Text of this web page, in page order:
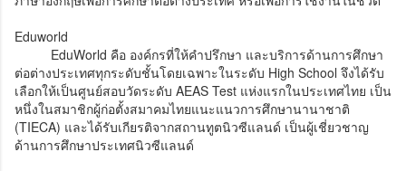
Eduworld
EduWorld คือ องค์กรที่ให้คำปรึกษา และบริการด้านการศึกษา
ต่อต่างประเทศทุกระดับชั้นโดยเฉพาะในระดับ High School จึงได้รับ
เลือกให้เป็นศูนย์สอบวัดระดับ AEAS Test แห่งแรกในประเทศไทย เป็น
หนึ่งในสมาชิกผู้ก่อตั้งสมาคมไทยแนะแนวการศึกษานานาชาติ
(TIECA) และได้รับเกียรติจากสถานทูตนิวซีแลนด์ เป็นผู้เชี่ยวชาญ
ด้านการศึกษาประเทศนิวซีแลนด์